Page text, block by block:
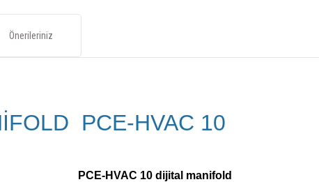
Önerileriniz
PCE-HVAC 10
PCE-HVAC 10 dijital manifold